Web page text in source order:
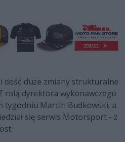
dość duże zmiany strukturalne
rolą dyrektora wykonawczego
tygodniu Marcin Budkowski, a
się serwis Motorsport - z